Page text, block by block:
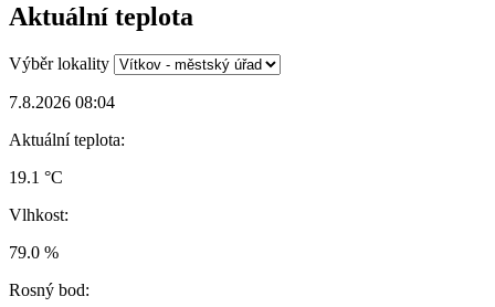
Aktuální teplota
Výběr lokality
7.8.2026 08:04
Aktuální teplota:
19.1 °C
Vlhkost:
79.0 %
Rosný bod: